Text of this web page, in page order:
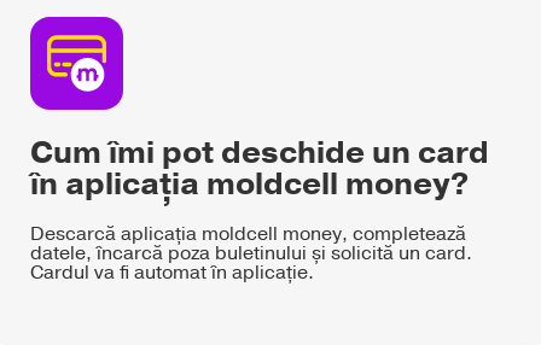
Cum îmi pot deschide un card
în aplicația moldcell money?
Descarcă aplicația moldcell money, completează
datele, încarcă poza buletinului și solicită un card.
Cardul va fi automat în aplicație.